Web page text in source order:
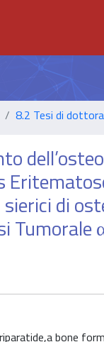
8.2 Tesi di
di
Tumorale
bone